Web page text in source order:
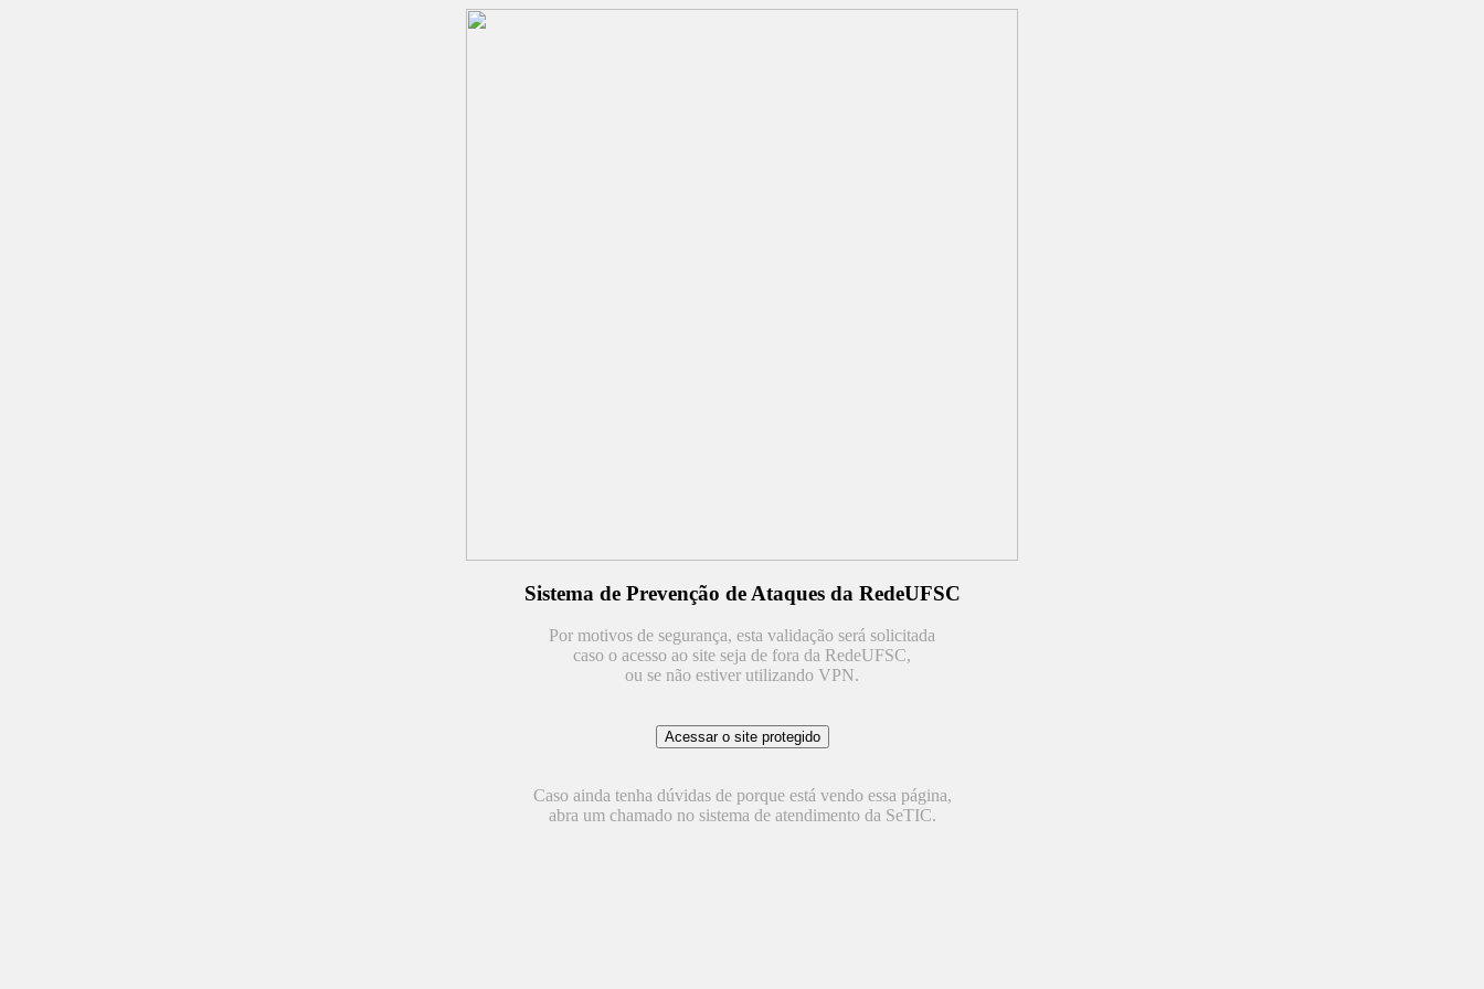
Sistema de Prevenção de Ataques da RedeUFSC
Por motivos de segurança, esta validação será solicitada
caso o acesso ao site seja de fora da RedeUFSC,
ou se não estiver utilizando VPN.
Caso ainda tenha dúvidas de porque está vendo essa página,
abra um chamado no sistema de atendimento da SeTIC.